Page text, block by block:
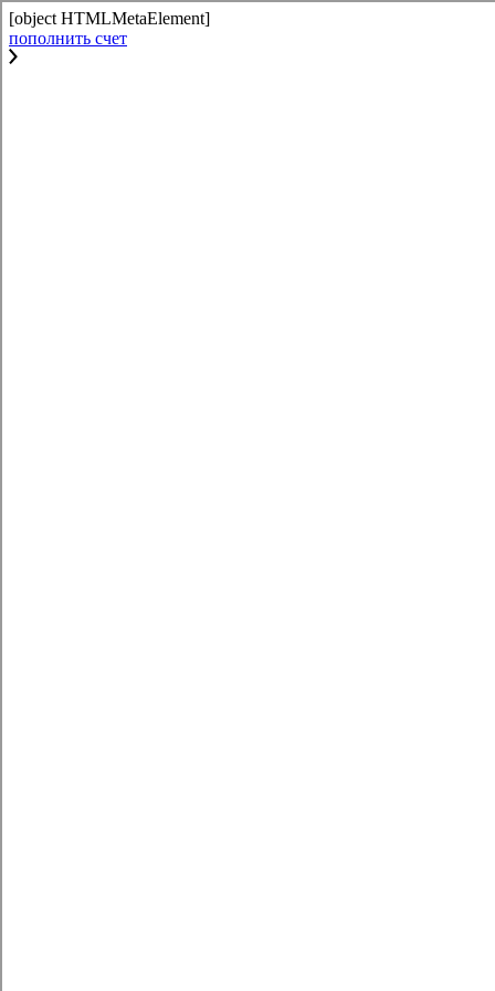
[object HTMLMetaElement]
пополнить счет